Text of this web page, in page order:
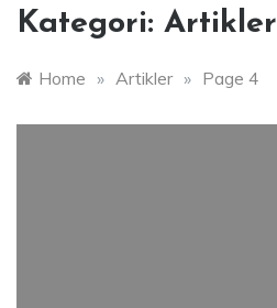
Kategori: Artikler
Home » Artikler » Page 4